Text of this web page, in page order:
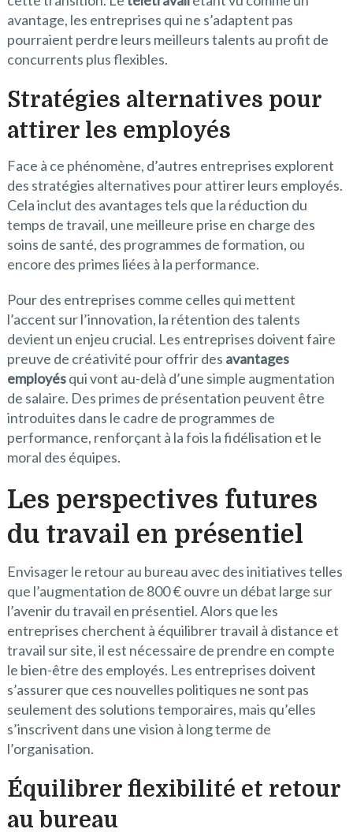
avantage, les entreprises qui ne s’adaptent pas
pourraient perdre leurs meilleurs talents au profit de
concurrents plus flexibles.
Stratégies alternatives pour
attirer les employés
Face à ce phénomène, d’autres entreprises explorent
des stratégies alternatives pour attirer leurs employés.
Cela inclut des avantages tels que la réduction du
temps de travail, une meilleure prise en charge des
soins de santé, des programmes de formation, ou
encore des primes liées à la performance.
Pour des entreprises comme celles qui mettent
l’accent sur l’innovation, la rétention des talents
devient un enjeu crucial. Les entreprises doivent faire
preuve de créativité pour offrir des avantages
employésqui vont au-delà d’une simple augmentation
de salaire. Des primes de présentation peuvent être
introduites dans le cadre de programmes de
performance, renforçant à la fois la fidélisation et le
moral des équipes.
Les perspectives futures
du travail en présentiel
Envisager le retour au bureau avec des initiatives telles
que l’augmentation de 800 € ouvre un débat large sur
l’avenir du travail en présentiel. Alors que les
entreprises cherchent à équilibrer travail à distance et
travail sur site, il est nécessaire de prendre en compte
le bien-être des employés. Les entreprises doivent
s’assurer que ces nouvelles politiques ne sont pas
seulement des solutions temporaires, mais qu’elles
s’inscrivent dans une vision à long terme de
l’organisation.
Équilibrer flexibilité et retour
au bureau